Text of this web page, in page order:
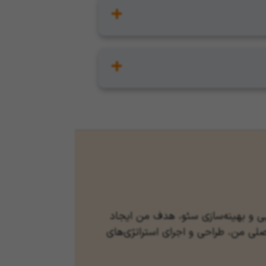
و بهینه‌سازی سئو، هدف من ایجاد
من، طراحی و اجرای استراتژی‌های